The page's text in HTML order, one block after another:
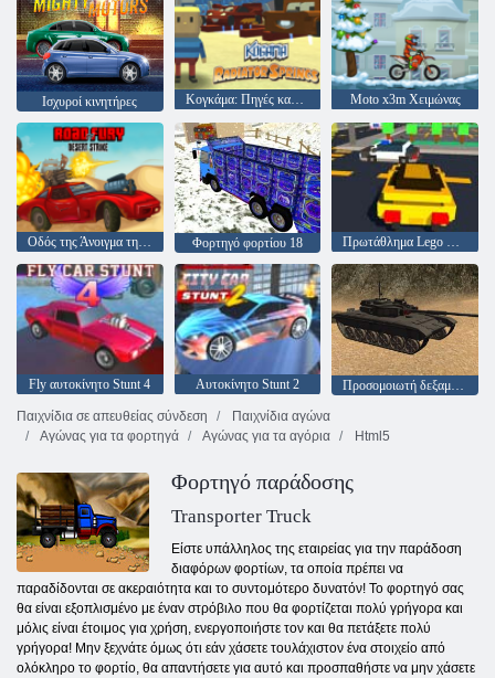
Ισχυροί κινητήρες Κογκάμα: Πηγές καλοριφέρ Moto x3m Χειμώνας
Οδός της Άνοιγμα της Φούρης Φορτηγό φορτίου 18 Πρωτάθλημα Lego Superhero
Fly αυτοκίνητο Stunt 4 Αυτοκίνητο Stunt 2
Προσομοιωτή δεξαμενών
Παιχνίδια σε απευθείας σύνδεση
Παιχνίδια αγώνα
Αγώνας για τα φορτηγά
Αγώνας για τα αγόρια Html5
Φορτηγό παράδοσης
Transporter Truck
Είστε υπάλληλος της εταιρείας για την παράδοση
διαφόρων φορτίων, τα οποία πρέπει να
παραδίδονται σε ακεραιότητα και το συντομότερο δυνατόν! Το φορτηγό σας
θα είναι εξοπλισμένο με έναν στρόβιλο που θα φορτίζεται πολύ γρήγορα και
μόλις είναι έτοιμος για χρήση, ενεργοποιήστε τον και θα πετάξετε πολύ
γρήγορα! Μην ξεχνάτε όμως ότι εάν χάσετε τουλάχιστον ένα στοιχείο από
ολόκληρο το φορτίο, θα απαντήσετε για αυτό και προσπαθήστε να μην χάσετε